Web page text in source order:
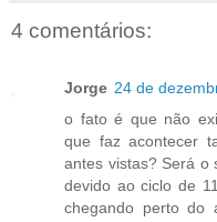
4 comentários:
Jorge 24 de
o fato é que não
que faz acontecer
antes vistas? Será o
devido ao ciclo de
chegando perto do